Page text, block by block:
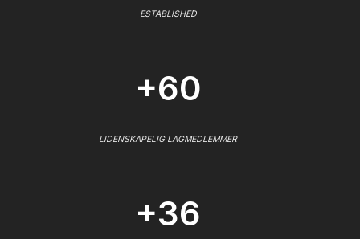
ESTABLISHED
+60
LIDENSKAPELIG LAGMEDLEMMER
+36